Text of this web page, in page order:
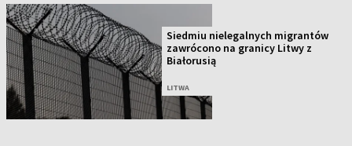
Siedmiu nielegalnych migrantów
zawrócono na granicy Litwy z
Białorusią
LITWA